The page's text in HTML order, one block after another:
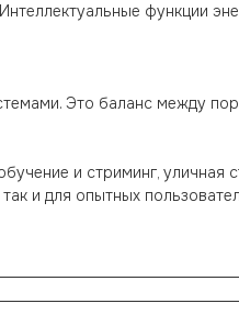
функции
Это баланс между
и стриминг,
и для опытных